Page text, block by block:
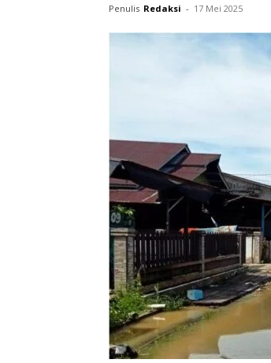
Penulis Redaksi - 17 Mei 2025